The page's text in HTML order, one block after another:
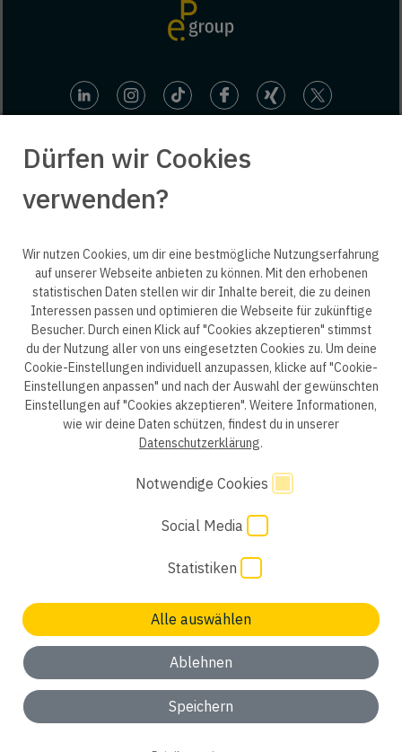
Keinen passenden Job gefunden? Wir freuen uns auf
ok, verstanden
ep life science
Datenschutzerklärung B2B Datenschutzerklärung
Datenschutzhinweise Bewerber
Impressum AGB
Cookie Einstellungen
Dürfen wir Cookies
verwenden?
Wir nutzen Cookies, um dir eine bestmögliche Nutzungserfahrung
auf unserer Webseite anbieten zu können. Mit den erhobenen
statistischen Daten stellen wir dir Inhalte bereit, die zu deinen
Interessen passen und optimieren die Webseite für zukünftige
Besucher. Durch einen Klick auf "Cookies akzeptieren" stimmst
du der Nutzung aller von uns eingesetzten Cookies zu. Um deine
Cookie-Einstellungen individuell anzupassen, klicke auf "Cookie-
Einstellungen anpassen" und nach der Auswahl der gewünschten
Einstellungen auf "Cookies akzeptieren". Weitere Informationen,
wie wir deine Daten schützen, findest du in unserer
Datenschutzerklärung.
Notwendige Cookies
Social Media
Statistiken
Alle auswählen
Ablehnen
Speichern